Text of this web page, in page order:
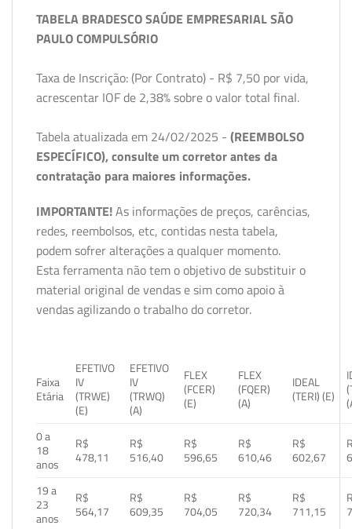
TABELA BRADESCO SAÚDE EMPRESARIAL SÃO
PAULO COMPULSÓRIO
Taxa de Inscrição: (Por Contrato) - R$ 7,50 por vida,
acrescentar IOF de 2,38% sobre o valor total final.
Tabela atualizada em 24/02/2025 - (REEMBOLSO
ESPECÍFICO), consulte um corretor antes da
contratação para maiores informações.
IMPORTANTE!As informações de preços, carências,
redes, reembolsos, etc, contidas nesta tabela,
podem sofrer alterações a qualquer momento.
Esta ferramenta não tem o objetivo de substituir o
material original de vendas e sim como apoio à
vendas agilizando o trabalho do corretor.
Faixa
Etária
EFETIVO
IV
(TRWE)
(E)
EFETIVO
IV
(TRWQ)
(A)
FLEX
(FCER)
(E)
FLEX
(FQER)
(A)
IDEAL
(TERI) (E)
0 a
18
anos
R$
478,11
R$
516,40
R$
596,65
R$
610,46
R$
602,67
19 a
23
anos
R$
564,17
R$
609,35
R$
704,05
R$
720,34
R$
711,15